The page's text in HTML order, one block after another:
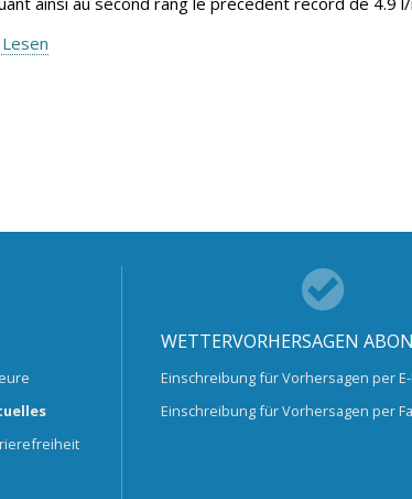
WETTERVORHERSAGEN
Einschreibung für Vorhersagen per
Einschreibung für Vorhersagen per